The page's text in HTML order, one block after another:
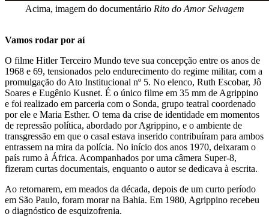
Acima, imagem do documentário Rito do Amor Selvagem
Vamos rodar por aí
O filme Hitler Terceiro Mundo teve sua concepção entre os anos de
1968 e 69, tensionados pelo endurecimento do regime militar, com a
promulgação do Ato Institucional nº 5. No elenco, Ruth Escobar, Jô
Soares e Eugênio Kusnet. É o único filme em 35 mm de Agrippino
e foi realizado em parceria com o Sonda, grupo teatral coordenado
por ele e Maria Esther. O tema da crise de identidade em momentos
de repressão política, abordado por Agrippino, e o ambiente de
transgressão em que o casal estava inserido contribuíram para ambos
entrassem na mira da polícia. No início dos anos 1970, deixaram o
país rumo à África. Acompanhados por uma câmera Super-8,
fizeram curtas documentais, enquanto o autor se dedicava à escrita.
Ao retornarem, em meados da década, depois de um curto período
em São Paulo, foram morar na Bahia. Em 1980, Agrippino recebeu
o diagnóstico de esquizofrenia.